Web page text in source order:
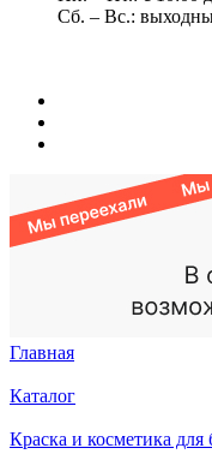
Сб. – Вс.:
Главная
Каталог
Краска и косметика для